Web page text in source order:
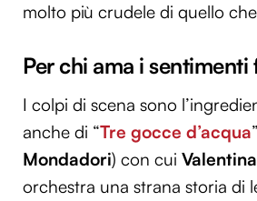
molto più crudele di quello
Per chi ama i sentimenti
I colpi di scena sono
anche di “Tre gocce d’acqua
Mondadori) con cui
orchestra una strana storia di